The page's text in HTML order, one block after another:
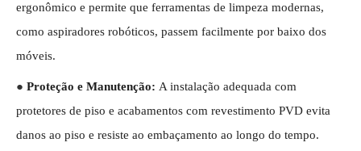
ergonômico e permite que ferramentas de limpeza modernas,
como aspiradores robóticos, passem facilmente por baixo dos
móveis.
● Proteção e Manutenção: A instalação adequada com
protetores de piso e acabamentos com revestimento PVD evita
danos ao piso e resiste ao embaçamento ao longo do tempo.